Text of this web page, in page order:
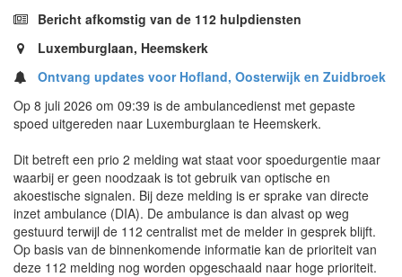
Bericht afkomstig van de 112 hulpdiensten
Luxemburglaan, Heemskerk
Ontvang updates voor Hofland, Oosterwijk en Zuidbroek
Op 8 juli 2026 om 09:39 is de ambulancedienst met gepaste
spoed uitgereden naar Luxemburglaan te Heemskerk.
Dit betreft een prio 2 melding wat staat voor spoedurgentie maar
waarbij er geen noodzaak is tot gebruik van optische en
akoestische signalen. Bij deze melding is er sprake van directe
inzet ambulance (DIA). De ambulance is dan alvast op weg
gestuurd terwijl de 112 centralist met de melder in gesprek blijft.
Op basis van de binnenkomende informatie kan de prioriteit van
deze 112 melding nog worden opgeschaald naar hoge prioriteit.